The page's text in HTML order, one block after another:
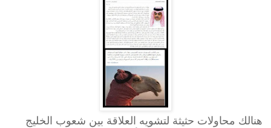
هنالك محاولات حثيثة لتشويه العلاقة بين شعوب الخليج